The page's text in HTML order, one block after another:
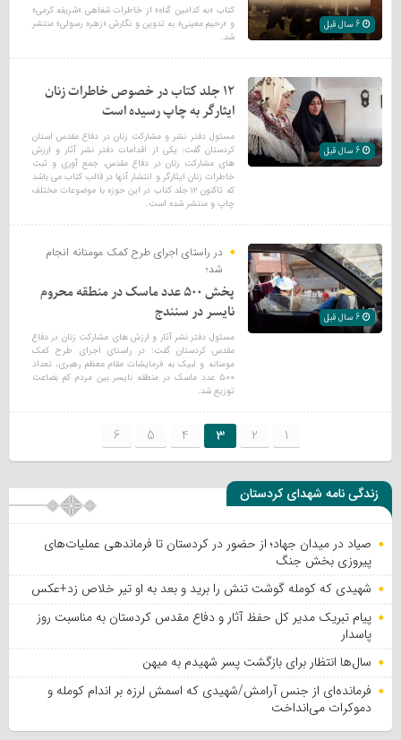
کتاب «به کدامین گناه» از خاطرات شفاهی «شریفه کرمی»
و «رحیم معینی» به تدوین و نگارش «زهره رسولی» منتشر
شد.
۱۲ جلد کتاب در خصوص خاطرات زنان
ایثارگر به چاپ رسیده است
مسئول دفتر نشر و مشارکت زنان در دفاع مقدس استان
کردستان گفت: یکی از اقدامات دفتر نشر آثار و ارزش
های مشارکت زنان در دفاع مقدس، جمع آوری و ثبت
خاطرات زنان ایثارگر و انتشار آنها در قالب کتاب می باشد
که تاکنون ۱۲ جلد کتاب در این حوزه با موضوعات مختلف
چاپ و منتشر شده است.
در راستای اجرای طرح کمک مومنانه انجام
شد؛
پخش ۵۰۰ عدد ماسک در منطقه محروم
نایسر در سنندج
مسئول دفتر نشر آثار و ارزش های مشارکت زنان در دفاع
مقدس کردستان گفت: در راستای اجرای طرح کمک
مومنانه و لبیک به فرمایشات مقام معظم رهبری، تعداد
۵۰۰ عدد ماسک در منطقه نایسر بین مردم کم بضاعت
توزیع شد.
1
2
3
4
5
6
زندگی نامه شهدای کردستان
صیاد در میدان جهاد؛ از حضور در کردستان تا فرماندهی عملیات‌های
پیروزی بخش جنگ
شهیدی که کومله‌ گوشت تنش را برید و بعد به او تیر خلاص زد+عکس
پیام تبریک مدیر کل حفظ آثار و دفاع مقدس کردستان به مناسبت روز
پاسدار
سال‌ها انتظار برای بازگشت پسر شهیدم به میهن
فرمانده‌ای از جنس آرامش/شهیدی که اسمش لرزه بر اندام کومله و
دموکرات می‌انداخت